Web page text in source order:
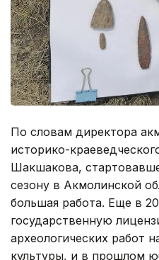
По словам директора
историко-
Шакшакова,
сезону в Акмолинской
большая работа. Еще в
государственную
археологических работ
культуры, и в прошлом